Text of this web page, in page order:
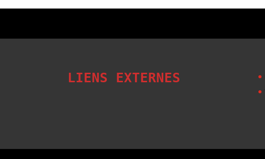
LIENS EXTERNES